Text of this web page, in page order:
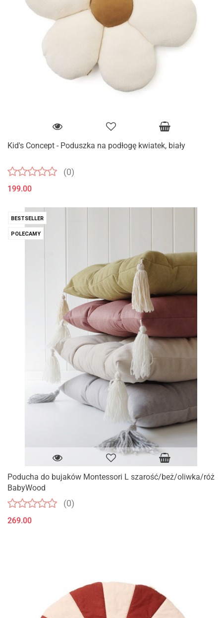
Kid's Concept - Poduszka na podłogę kwiatek, biały
(0)
199.00
BESTSELLER
POLECAMY
Poducha do bujaków Montessori L szarość/beż/oliwka/róż
BabyWood
(0)
269.00